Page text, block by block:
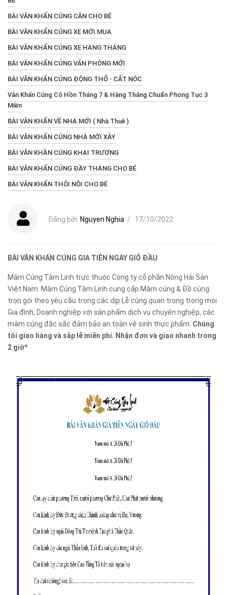
BÀI VĂN KHẤN CÚNG CĂN CHO BÉ
BÀI VĂN KHẤN CÚNG XE MỚI MUA
BÀI VĂN KHẤN CÚNG XE HÀNG THÁNG
BÀI VĂN KHẤN CÚNG VĂN PHÒNG MỚI
BÀI VĂN KHẤN CÚNG ĐỘNG THỔ - CẤT NÓC
Văn Khấn Cúng Cô Hồn Tháng 7 & Hàng Tháng Chuẩn Phong Tục 3
Miền
BÀI VĂN KHẤN VỀ NHÀ MỚI ( Nhà Thuê )
BÀI VĂN KHẤN CÚNG NHÀ MỚI XÂY
BÀI VĂN KHẦN CÚNG KHAI TRƯƠNG
BÀI VĂN KHẤN CÚNG ĐẦY THÁNG CHO BÉ
BÀI VĂN KHẤN THÔI NÔI CHO BÉ
Đăng bởi: Nguyen Nghia / 17/10/2022
BÀI VĂN KHẤN CÚNG GIA TIÊN NGÀY GIỖ ĐẦU
Mâm Cúng Tâm Linh trực thuộc Công ty cổ phần Nông Hải Sản
Việt Nam. Mâm Cúng Tâm Linh cung cấp Mâm cúng & Đồ cúng
trọn gói theo yêu cầu trong các dịp Lễ cúng quan trọng trong mọi
Gia đình, Doanh nghiệp với sản phẩm dịch vụ chuyên nghiệp, các
mâm cúng đặc sắc đảm bảo an toàn vệ sinh thực phẩm. Chúng
tôi giao hàng và sắp lễ miễn phí. Nhận đơn và giao nhanh trong
2 giờ*